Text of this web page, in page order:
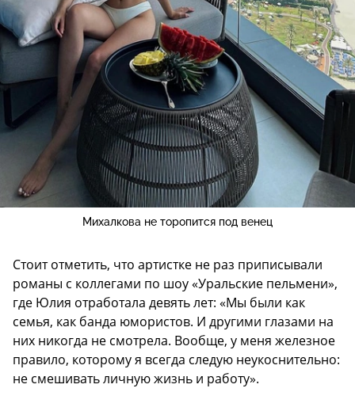
Михалкова не торопится под венец
Стоит отметить, что артистке не раз приписывали
романы с коллегами по шоу «Уральские пельмени»,
где Юлия отработала девять лет: «Мы были как
семья, как банда юмористов. И другими глазами на
них никогда не смотрела. Вообще, у меня железное
правило, которому я всегда следую неукоснительно:
не смешивать личную жизнь и работу».